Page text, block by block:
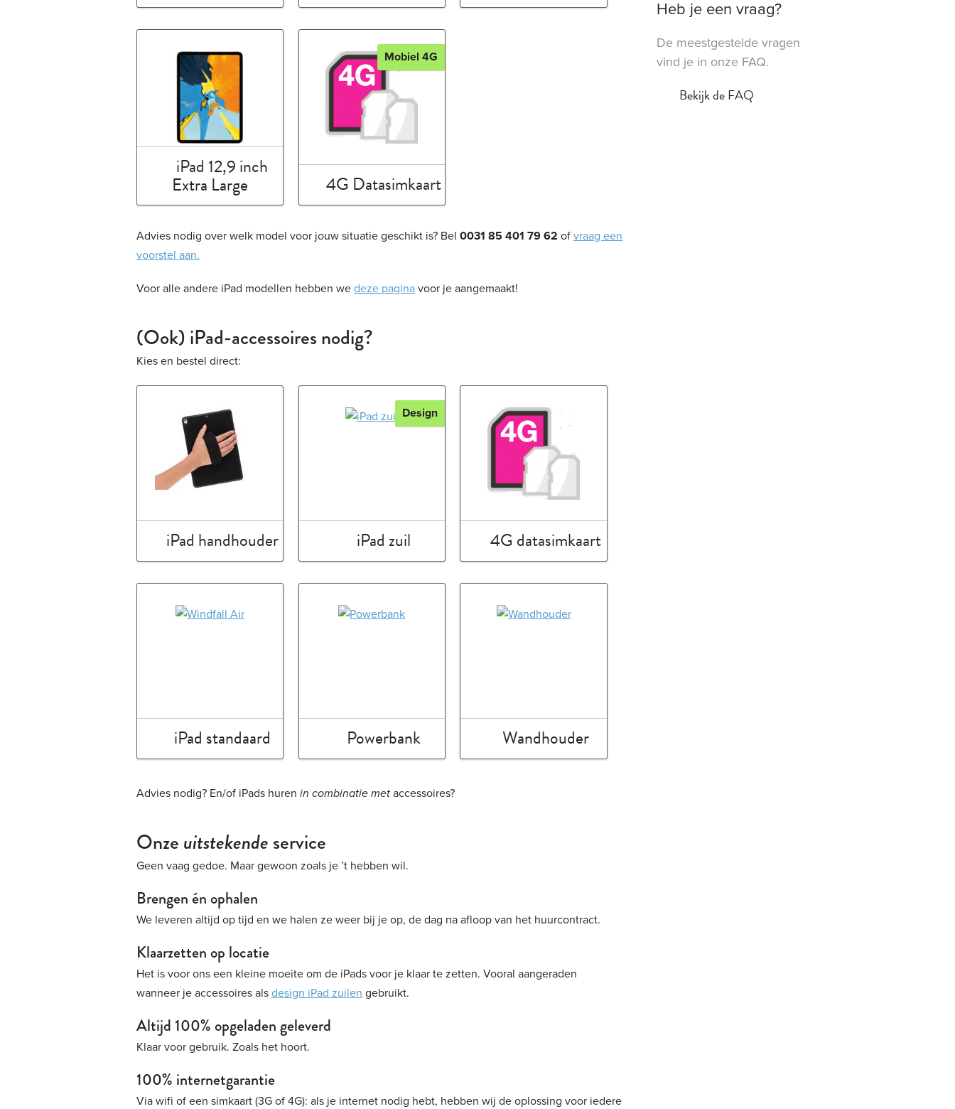
iPad 12,9 inch
Extra Large 4G Datasimkaart
Mobiel 4G
Advies nodig over welk model voor jouw situatie geschikt is? Bel 0031 85 401 79 62 of vraag een
voorstel aan.
Voor alle andere iPad modellen hebben we deze pagina voor je aangemaakt!
(Ook) iPad-accessoires nodig?
Kies en bestel direct:
iPad handhouder iPad zuil
Design
4G datasimkaart
iPad standaard Powerbank Wandhouder
Advies nodig? En/of iPads huren in combinatie met accessoires?
Onzeuitstekendeservice
Geen vaag gedoe. Maar gewoon zoals je ’t hebben wil.
Brengen én ophalen
We leveren altijd op tijd en we halen ze weer bij je op, de dag na afloop van het huurcontract.
Klaarzetten op locatie
Het is voor ons een kleine moeite om de iPads voor je klaar te zetten. Vooral aangeraden
wanneer je accessoires als design iPad zuilen gebruikt.
Altijd 100% opgeladen geleverd
Klaar voor gebruik. Zoals het hoort.
100% internetgarantie
Via wifi of een simkaart (3G of 4G): als je internet nodig hebt, hebben wij de oplossing voor iedere
Heb je een vraag?
De meestgestelde vragen
vind je in onze FAQ.
Bekijk de FAQ